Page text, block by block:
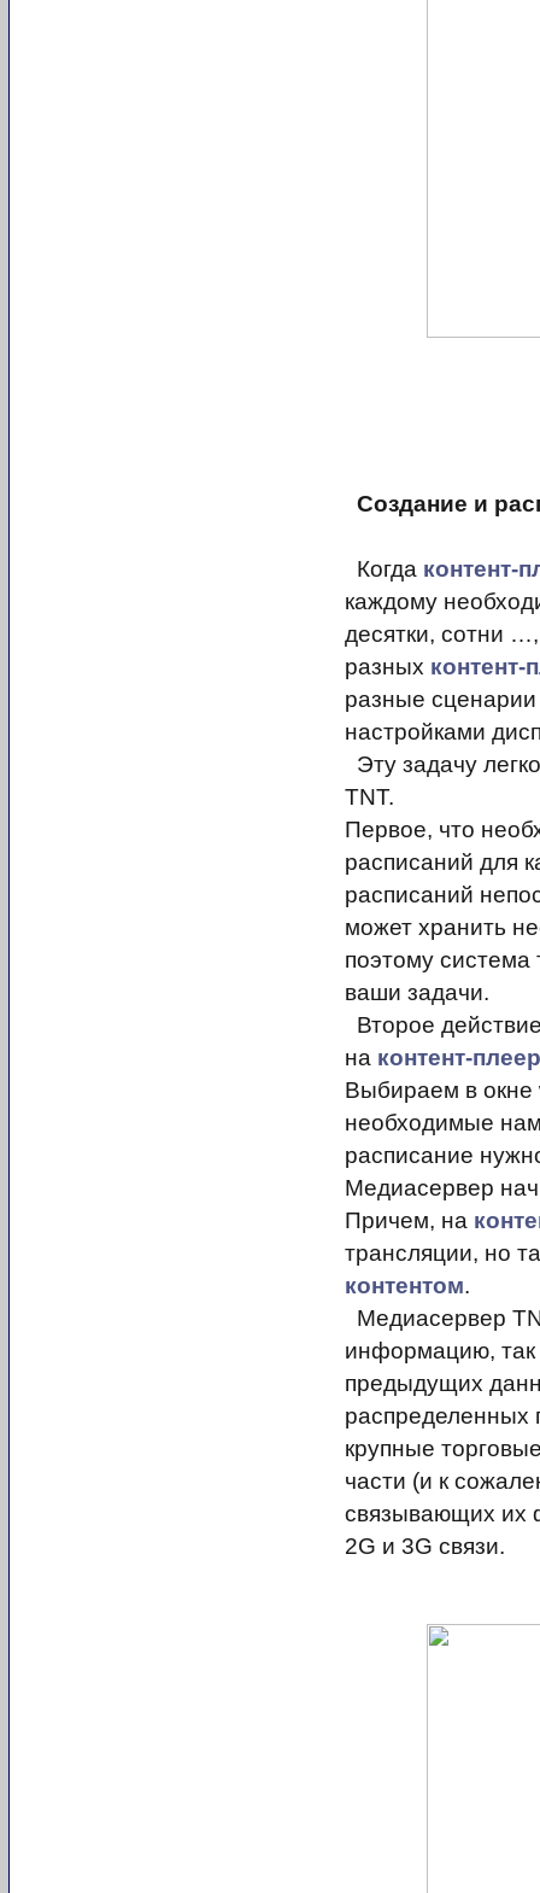
Создание и
Когда контент-
каждому
десятки, сотни
разных контент-
разные
настройками
Эту задачу
TNT.
Первое, что
расписаний для
расписаний
может хранить
поэтому
ваши задачи.
Второе
на контент-
Выбираем в окне
необходимые
расписание
Медиасервер
Причем, на
трансляции, но
контентом.
Медиасервер
информацию, так
предыдущих
распределенных
крупные
части (и к
связывающих их
2G и 3G связи.